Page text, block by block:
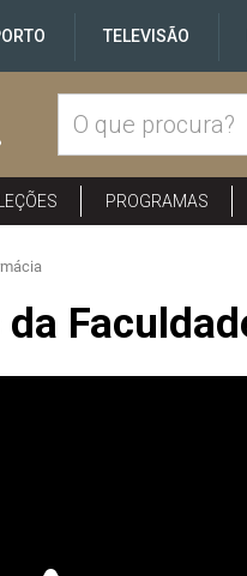
TELEVISÃO
PROGRAMAS